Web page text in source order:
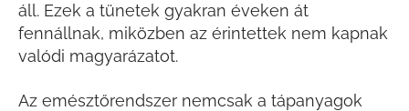
áll. Ezek a tünetek gyakran éveken át
fennállnak, miközben az érintettek nem kapnak
valódi magyarázatot.
Az emésztőrendszer nemcsak a tápanyagok